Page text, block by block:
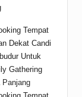
Panjang